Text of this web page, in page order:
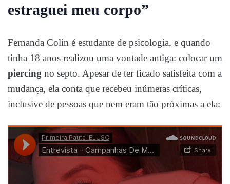
estraguei meu corpo”
Fernanda Colin é estudante de psicologia, e quando
tinha 18 anos realizou uma vontade antiga: colocar um
piercing no septo. Apesar de ter ficado satisfeita com a
mudança, ela conta que recebeu inúmeras críticas,
inclusive de pessoas que nem eram tão próximas a ela: